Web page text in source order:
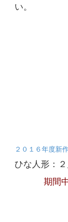
い。
２０１６年度新
ひな人形：
期間